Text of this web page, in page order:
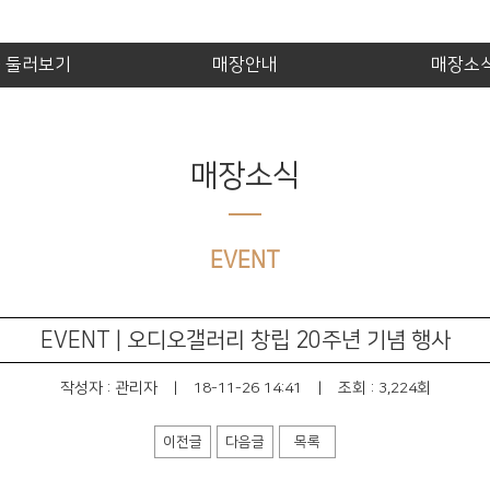
러보기 매장안내 매장소
매장소식
EVENT
EVENT | 오디오갤러리 창립 20주년 기념 행사
작성자 : 관리자 18-11-26 14:41 조회 : 3,224회
이전글 다음글 목록